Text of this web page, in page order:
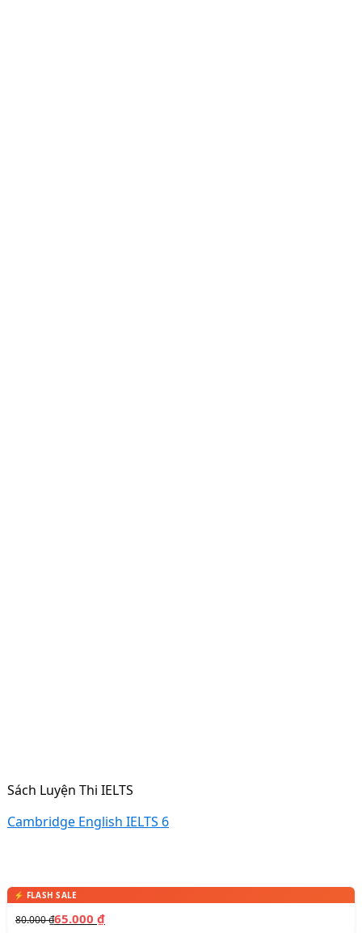
Sách Luyện Thi IELTS
Cambridge English IELTS 6
80.000₫65.000 ₫